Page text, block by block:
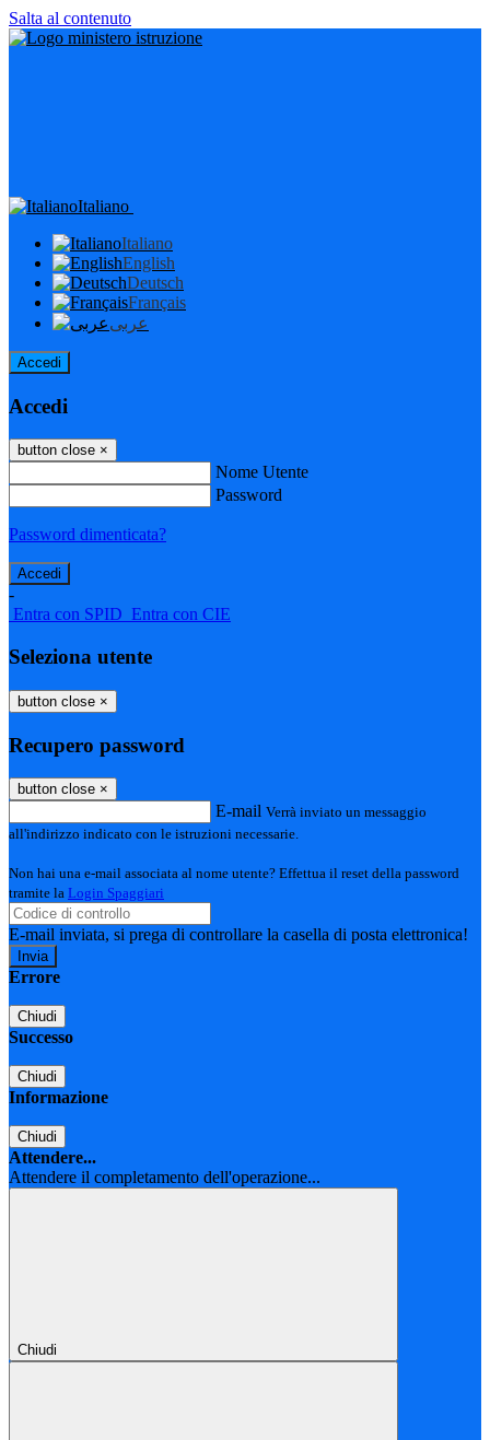
Salta al contenuto
Italiano
Italiano
English
Deutsch
Français
عربى
Accedi
Accedi
button close ×
Nome Utente
Password
Password dimenticata?
-
Entra con SPID Entra con CIE
Seleziona utente
button close ×
Recupero password
button close ×
E-mail Verrà inviato un messaggio
all'indirizzo indicato con le istruzioni necessarie.
Non hai una e-mail associata al nome utente? Effettua il reset della password
tramite la Login Spaggiari
E-mail inviata, si prega di controllare la casella di posta elettronica!
Errore
Chiudi
Successo
Chiudi
Informazione
Chiudi
Attendere...
Attendere il completamento dell'operazione...
Chiudi